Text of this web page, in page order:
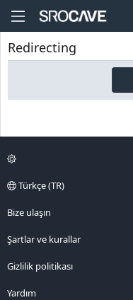
Redirecting
Türkçe (TR)
Bize ulaşın
Şartlar ve kurallar
Gizlilik politikası
Yardım